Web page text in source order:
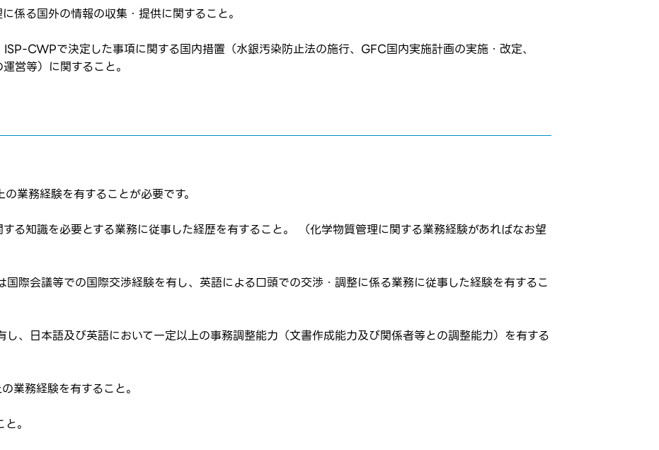
ムページの求人票をみて
応募完了通知をする
ームページの求人票をみて
転職を決めた方
転職報告をする
にはログインが必要です
忘れた方はコチラ
係る国外の情報の収集・提供に関すること。
CWPで決定した事項に関する国内措置（水銀汚染防止法の施行、GFC国内実施計画の実施・改定、
営等）に関すること。
業務経験を有することが必要です。
る知識を必要とする業務に従事した経歴を有すること。 （化学物質管理に関する業務経験があればなお望
際会議等での国際交渉経験を有し、英語による口頭での交渉・調整に係る業務に従事した経験を有するこ
、日本語及び英語において一定以上の事務調整能力（文書作成能力及び関係者等との調整能力）を有する
業務経験を有すること。
。